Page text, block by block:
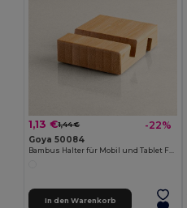
1,13 €1,44 € -22%
Goya 50084
Bambus Halter für Mobil und Tablet FORUM
In den Warenkorb